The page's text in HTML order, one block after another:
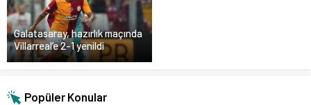
Galatasaray, hazırlık maçında
Villarreal’e 2-1 yenildi
Popüler Konular